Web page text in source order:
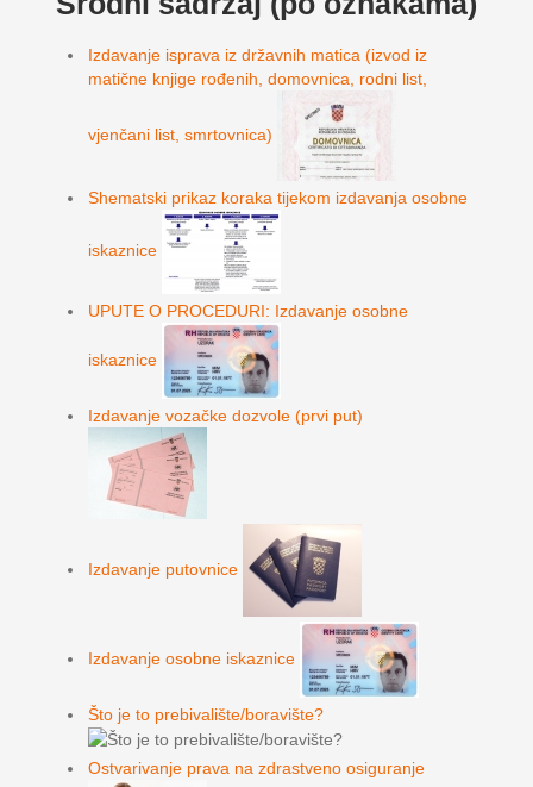
Izdavanje isprava iz državnih matica (izvod iz
matične knjige rođenih, domovnica, rodni list,
vjenčani list, smrtovnica)
Shematski prikaz koraka tijekom izdavanja osobne
iskaznice
UPUTE O PROCEDURI: Izdavanje osobne
iskaznice
Izdavanje vozačke dozvole (prvi put)
Izdavanje putovnice
Izdavanje osobne iskaznice
Što je to prebivalište/boravište?
Ostvarivanje prava na zdrastveno osiguranje